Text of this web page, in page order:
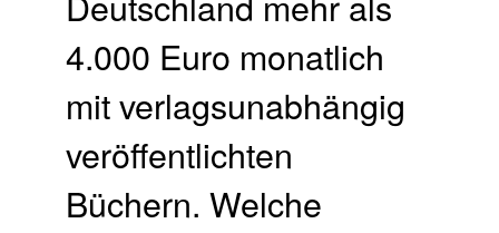
4.000 Euro monatlich
mit verlagsunabhängig
veröffentlichten
Büchern. Welche